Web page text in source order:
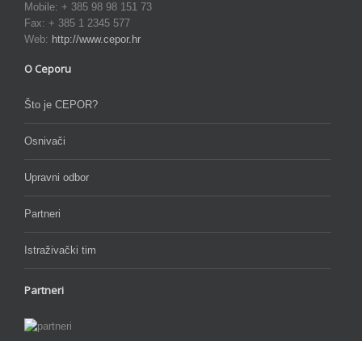
Mobile: + 385 98 98 151 73
Fax: + 385 1 2345 577
Web: http://www.cepor.hr
O Ceporu
Što je CEPOR?
Osnivači
Upravni odbor
Partneri
Istraživački tim
Partneri